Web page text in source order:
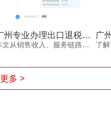
广州专业办理出口退税报价如何确定？看完不再被低价套路
本文从销售收入、服务链路、风险承担等维度，分析广州专业办理出口退税报价的差异原因，帮助外贸企业负责人理性选择代办服务，兼顾成本与退税安全。同时介绍鸿裕财税的服务优势，提供免费方案定制。
多 >